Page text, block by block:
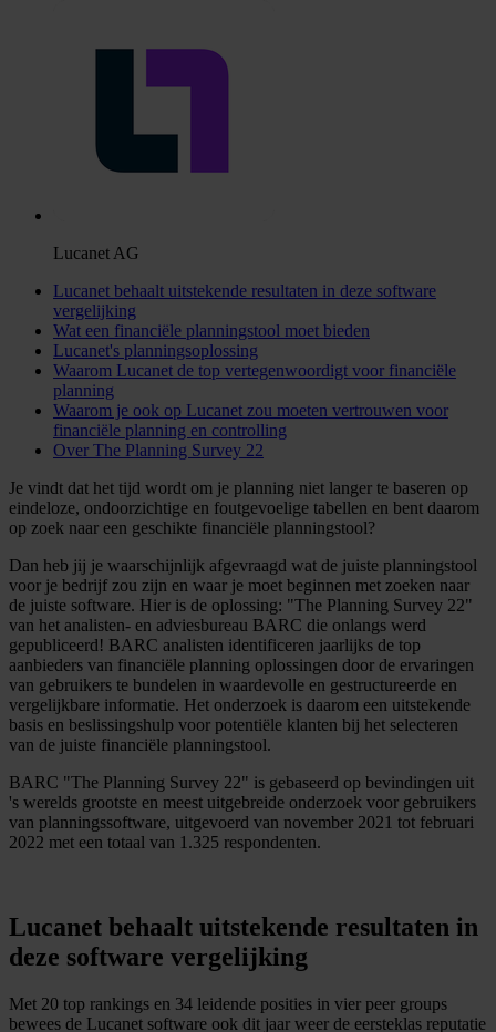
Lucanet AG
Lucanet behaalt uitstekende resultaten in deze software
vergelijking
Wat een financiële planningstool moet bieden
Lucanet's planningsoplossing
Waarom Lucanet de top vertegenwoordigt voor financiële
planning
Waarom je ook op Lucanet zou moeten vertrouwen voor
financiële planning en controlling
Over The Planning Survey 22
Je vindt dat het tijd wordt om je planning niet langer te baseren op
eindeloze, ondoorzichtige en foutgevoelige tabellen en bent daarom
op zoek naar een geschikte financiële planningstool?
Dan heb jij je waarschijnlijk afgevraagd wat de juiste planningstool
voor je bedrijf zou zijn en waar je moet beginnen met zoeken naar
de juiste software. Hier is de oplossing: "The Planning Survey 22"
van het analisten- en adviesbureau BARC die onlangs werd
gepubliceerd! BARC analisten identificeren jaarlijks de top
aanbieders van financiële planning oplossingen door de ervaringen
van gebruikers te bundelen in waardevolle en gestructureerde en
vergelijkbare informatie. Het onderzoek is daarom een uitstekende
basis en beslissingshulp voor potentiële klanten bij het selecteren
van de juiste financiële planningstool.
BARC "The Planning Survey 22" is gebaseerd op bevindingen uit
's werelds grootste en meest uitgebreide onderzoek voor gebruikers
van planningssoftware, uitgevoerd van november 2021 tot februari
2022 met een totaal van 1.325 respondenten.
Lucanet behaalt uitstekende resultaten in
deze software vergelijking
Met 20 top rankings en 34 leidende posities in vier peer groups
bewees de Lucanet software ook dit jaar weer de eersteklas reputatie